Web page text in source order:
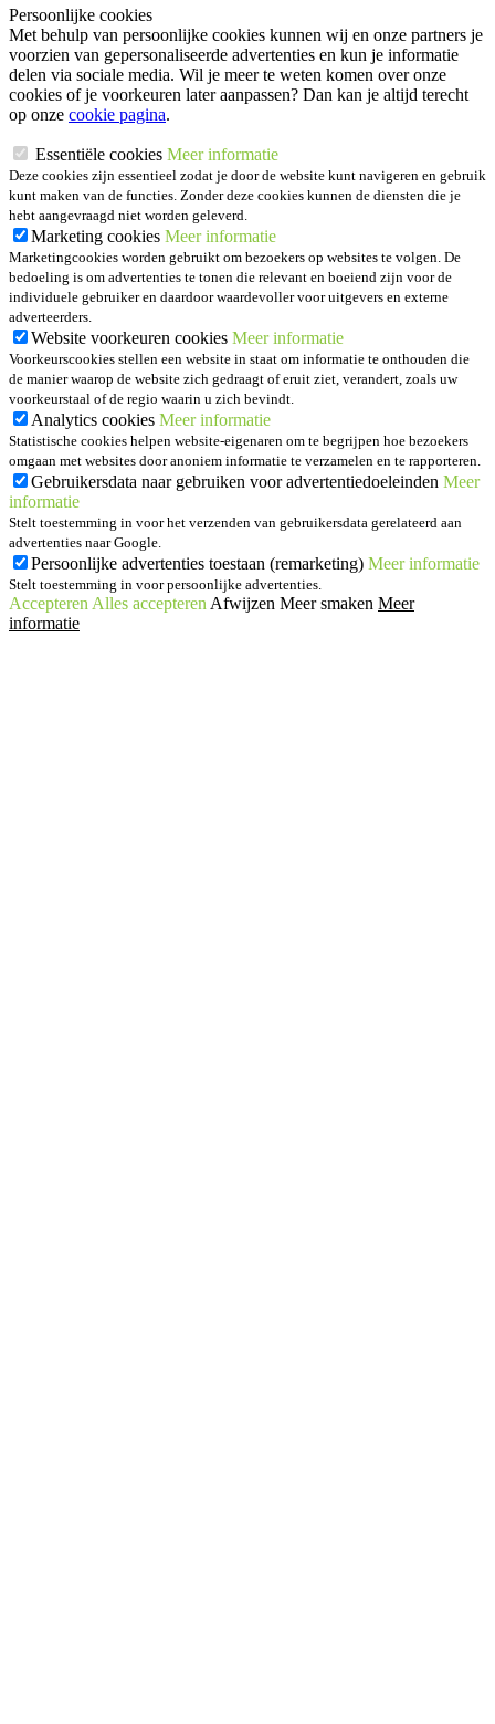
Persoonlijke cookies
Met behulp van persoonlijke cookies kunnen wij en onze partners je
voorzien van gepersonaliseerde advertenties en kun je informatie
delen via sociale media. Wil je meer te weten komen over onze
cookies of je voorkeuren later aanpassen? Dan kan je altijd terecht
op onze cookie pagina.
Essentiële cookies Meer informatie
Deze cookies zijn essentieel zodat je door de website kunt navigeren en gebruik
kunt maken van de functies. Zonder deze cookies kunnen de diensten die je
hebt aangevraagd niet worden geleverd.
Marketing cookies Meer informatie
Marketingcookies worden gebruikt om bezoekers op websites te volgen. De
bedoeling is om advertenties te tonen die relevant en boeiend zijn voor de
individuele gebruiker en daardoor waardevoller voor uitgevers en externe
adverteerders.
Website voorkeuren cookies Meer informatie
Voorkeurscookies stellen een website in staat om informatie te onthouden die
de manier waarop de website zich gedraagt of eruit ziet, verandert, zoals uw
voorkeurstaal of de regio waarin u zich bevindt.
Analytics cookies Meer informatie
Statistische cookies helpen website-eigenaren om te begrijpen hoe bezoekers
omgaan met websites door anoniem informatie te verzamelen en te rapporteren.
Gebruikersdata naar gebruiken voor advertentiedoeleinden Meer
informatie
Stelt toestemming in voor het verzenden van gebruikersdata gerelateerd aan
advertenties naar Google.
Persoonlijke advertenties toestaan (remarketing) Meer informatie
Stelt toestemming in voor persoonlijke advertenties.
Accepteren Alles accepteren Afwijzen Meer smaken Meer
informatie